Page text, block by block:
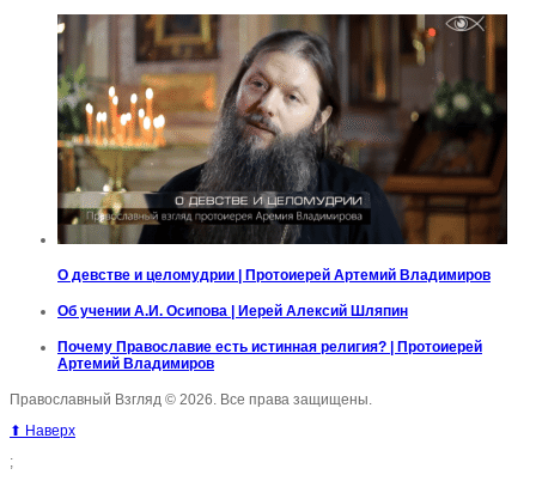
О девстве и целомудрии | Протоиерей Артемий Владимиров
Об учении А.И. Осипова | Иерей Алексий Шляпин
Почему Православие есть истинная религия? | Протоиерей
Артемий Владимиров
Православный Взгляд © 2026. Все права защищены.
⬆ Наверх
;